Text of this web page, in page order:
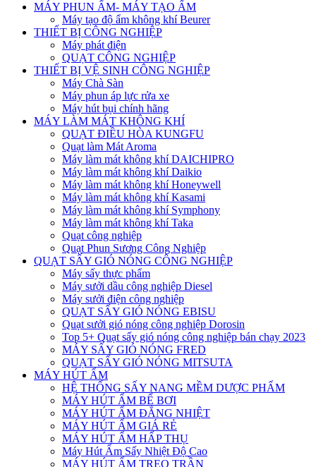
MÁY PHUN ẨM- MÁY TẠO ẨM
Máy tạo độ ẩm không khí Beurer
THIẾT BỊ CÔNG NGHIỆP
Máy phát điện
QUẠT CÔNG NGHIỆP
THIẾT BỊ VỆ SINH CÔNG NGHIỆP
Máy Chà Sàn
Máy phun áp lực rửa xe
Máy hút bụi chính hãng
MÁY LÀM MÁT KHÔNG KHÍ
QUẠT ĐIỀU HÒA KUNGFU
Quạt làm Mát Aroma
Máy làm mát không khí DAICHIPRO
Máy làm mát không khí Daikio
Máy làm mát không khí Honeywell
Máy làm mát không khí Kasami
Máy làm mát không khí Symphony
Máy làm mát không khí Taka
Quạt công nghiệp
Quạt Phun Sương Công Nghiệp
QUẠT SẤY GIÓ NÓNG CÔNG NGHIỆP
Máy sấy thực phẩm
Máy sưởi dầu công nghiệp Diesel
Máy sưởi điện công nghiệp
QUẠT SẤY GIÓ NÓNG EBISU
Quạt sưởi gió nóng công nghiệp Dorosin
Top 5+ Quạt sấy gió nóng công nghiệp bán chạy 2023
MÁY SẤY GIÓ NÓNG FRED
QUẠT SẤY GIÓ NÓNG MITSUTA
MÁY HÚT ẨM
HỆ THỐNG SẤY NANG MỀM DƯỢC PHẨM
MÁY HÚT ẨM BỂ BƠI
MÁY HÚT ẨM ĐẲNG NHIỆT
MÁY HÚT ẨM GIÁ RẺ
MÁY HÚT ẨM HẤP THỤ
Máy Hút Ẩm Sấy Nhiệt Độ Cao
MÁY HÚT ẨM TREO TRẦN